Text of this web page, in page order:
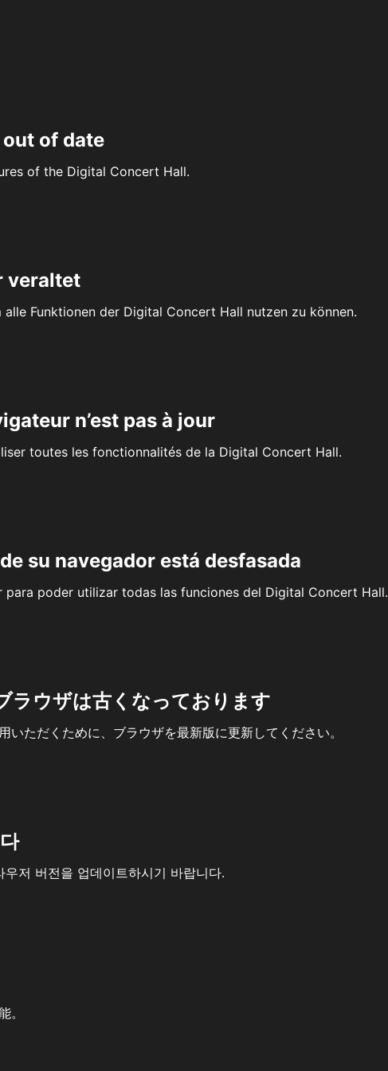
of date
of the Digital Concert Hall.
veraltet
Funktionen der Digital Concert Hall nutzen zu können.
n’est pas à jour
toutes les fonctionnalités de la Digital Concert Hall.
su navegador está desfasada
poder utilizar todas las funciones del Digital Concert Hall.
ラウザは古くなっております
ただくために、ブラウザを最新版に更新してください。
저 버전을 업데이트하시기 바랍니다.
。